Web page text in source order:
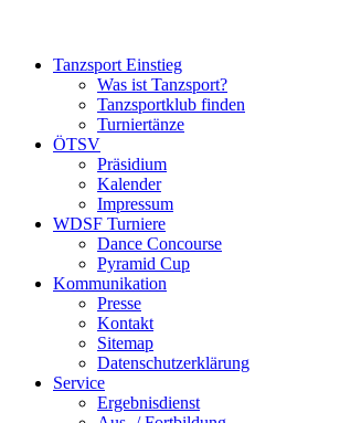
Tanzsport Einstieg
Was ist Tanzsport?
Tanzsportklub finden
Turniertänze
ÖTSV
Präsidium
Kalender
Impressum
WDSF Turniere
Dance Concourse
Pyramid Cup
Kommunikation
Presse
Kontakt
Sitemap
Datenschutzerklärung
Service
Ergebnisdienst